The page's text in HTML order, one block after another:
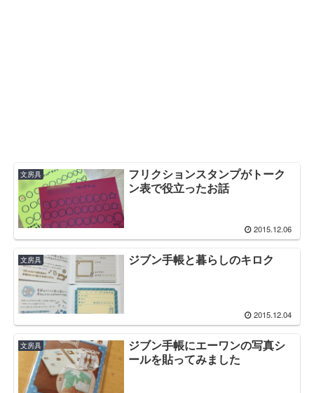
文房具
フリクションスタンプがトーク
ン表で役立ったお話
2015.12.06
文房具 ジブン手帳と暮らしのキロク
2015.12.04
文房具
ジブン手帳にエーワンの写真シ
ールを貼ってみました